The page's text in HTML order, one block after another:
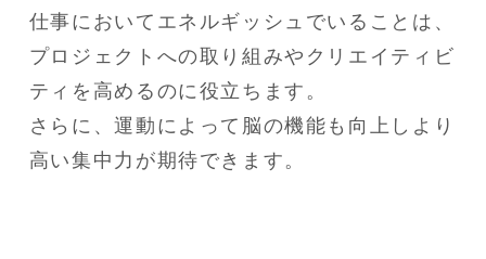
仕事においてエネルギッシュでいることは、
プロジェクトへの取り組みやクリエイティビ
ティを高めるのに役立ちます。
さらに、運動によって脳の機能も向上しより
高い集中力が期待できます。